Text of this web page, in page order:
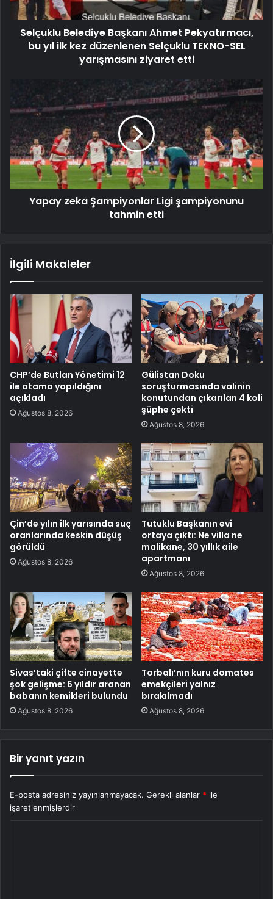
Selçuklu Belediye Başkanı Ahmet Pekyatırmacı,
bu yıl ilk kez düzenlenen Selçuklu TEKNO-SEL
yarışmasını ziyaret etti
Yapay zeka Şampiyonlar Ligi şampiyonunu
tahmin etti
İlgili Makaleler
CHP’de Butlan Yönetimi 12
ile atama yapıldığını
açıkladı
Ağustos 8, 2026
Gülistan Doku
soruşturmasında valinin
konutundan çıkarılan 4 koli
şüphe çekti
Ağustos 8, 2026
Çin’de yılın ilk yarısında suç
oranlarında keskin düşüş
görüldü
Ağustos 8, 2026
Tutuklu Başkanın evi
ortaya çıktı: Ne villa ne
malikane, 30 yıllık aile
apartmanı
Ağustos 8, 2026
Sivas’taki çifte cinayette
şok gelişme: 6 yıldır aranan
babanın kemikleri bulundu
Ağustos 8, 2026
Torbalı’nın kuru domates
emekçileri yalnız
bırakılmadı
Ağustos 8, 2026
Bir yanıt yazın
E-posta adresiniz yayınlanmayacak. Gerekli alanlar * ile
işaretlenmişlerdir